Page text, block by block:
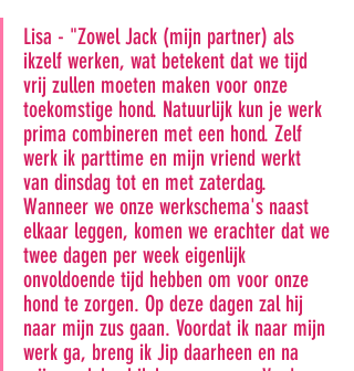
Lisa - "Zowel Jack (mijn partner) als
ikzelf werken, wat betekent dat we tijd
vrij zullen moeten maken voor onze
toekomstige hond. Natuurlijk kun je werk
prima combineren met een hond. Zelf
werk ik parttime en mijn vriend werkt
van dinsdag tot en met zaterdag.
Wanneer we onze werkschema's naast
elkaar leggen, komen we erachter dat we
twee dagen per week eigenlijk
onvoldoende tijd hebben om voor onze
hond te zorgen. Op deze dagen zal hij
naar mijn zus gaan. Voordat ik naar mijn
werk ga, breng ik Jip daarheen en na